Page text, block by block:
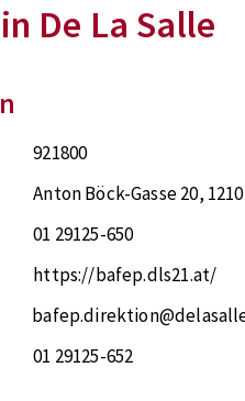
De La Salle
921800
Anton Böck-Gasse 20, 1210
01 29125-650
https://bafep.dls21.at/
01 29125-652